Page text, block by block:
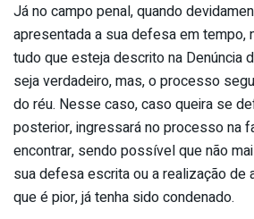
Já no campo penal, quando
apresentada a sua defesa em tempo,
tudo que esteja descrito na Denúncia
seja verdadeiro, mas, o processo
do réu. Nesse caso, caso queira se
posterior, ingressará no processo na
encontrar, sendo possível que não
sua defesa escrita ou a realização de
que é pior, já tenha sido condenado.